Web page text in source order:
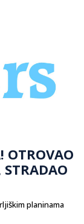
OTROVAO
STRADAO
planinama